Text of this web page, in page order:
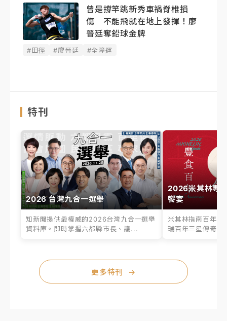
曾是撐竿跳新秀車禍脊椎損
傷 不能飛就在地上發揮！廖
晉廷奪鉛球金牌
#田徑 #廖晉廷 #全障運
特刊
2026 台灣九合一選舉
知新聞提供最權威的2026台灣九合一選舉
資料庫。即時掌握六都縣市長、議...
2026米其林專
饗宴
米其林指南百年之
瑞百年三星傳奇、
更多特刊 →